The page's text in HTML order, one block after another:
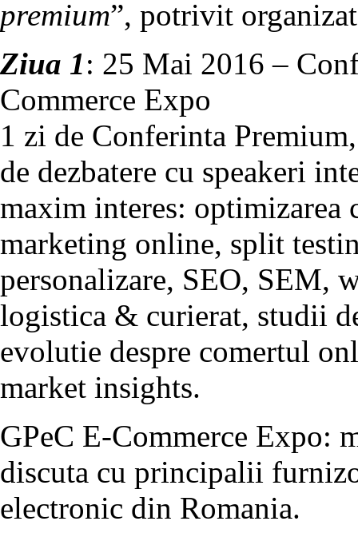
premium”, potrivit
Ziua 1: 25 Mai 2016 –
Commerce Expo
1 zi de Conferinta
de dezbatere cu speakeri
maxim interes:
marketing online, split
personalizare, SEO, SEM,
logistica & curierat, studii
evolutie despre comertul
market insights.
GPeC E-Commerce Expo:
discuta cu principalii
electronic din Romania.